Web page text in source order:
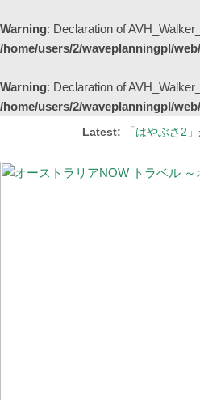
Warning: Declaration of
/home/users/2/waveplanningpl/
Warning: Declaration of
/home/users/2/waveplanningpl/
Latest:
「はやぶさ2
【更新】オー